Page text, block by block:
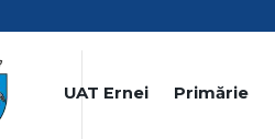
UAT Ernei Primărie